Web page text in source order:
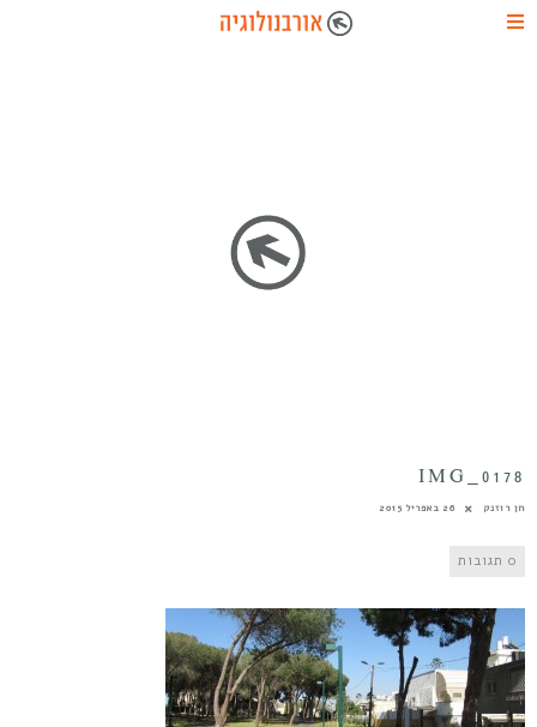
IMG_0178
חן רוזנק 26 באפריל 2015
0 תגובות